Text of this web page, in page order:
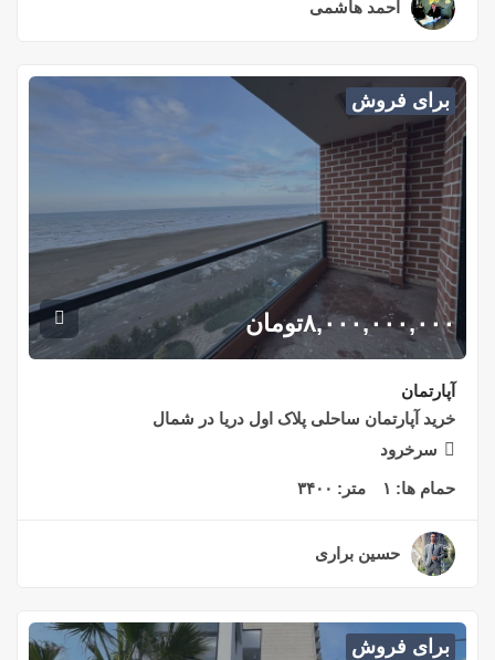
احمد هاشمی
برای فروش
۸,۰۰۰,۰۰۰,۰۰۰تومان
آپارتمان
خرید آپارتمان ساحلی پلاک اول دریا در شمال
سرخرود
حمام ها: ۱ متر: ۳۴۰۰
حسین براری
برای فروش